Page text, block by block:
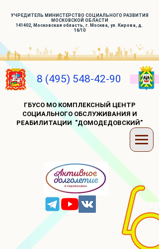
УЧРЕДИТЕЛЬ МИНИСТЕРСТВО СОЦИАЛЬНОГО РАЗВИТИЯ
МОСКОВСКОЙ ОБЛАСТИ
141402, Московская область, г. Москва, ул. Кирова, д.
16/10
8 (495) 548-42-90
ГБУСО МО КОМПЛЕКСНЫЙ ЦЕНТР
СОЦИАЛЬНОГО ОБСЛУЖИВАНИЯ И
РЕАБИЛИТАЦИИ "ДОМОДЕДОВСКИЙ"